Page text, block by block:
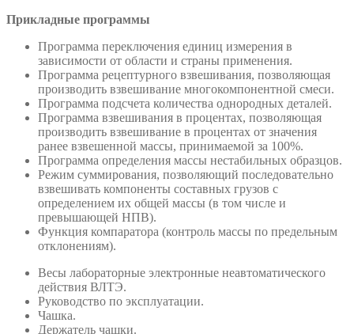
Прикладные программы
Программа переключения единиц измерения в
зависимости от области и страны применения.
Программа рецептурного взвешивания, позволяющая
производить взвешивание многокомпонентной смеси.
Программа подсчета количества однородных деталей.
Программа взвешивания в процентах, позволяющая
производить взвешивание в процентах от значения
ранее взвешенной массы, принимаемой за 100%.
Программа определения массы нестабильных образцов.
Режим суммирования, позволяющий последовательно
взвешивать компоненты составных грузов с
определением их общей массы (в том числе и
превышающей НПВ).
Функция компаратора (контроль массы по предельным
отклонениям).
Весы лабораторные электронные неавтоматического
действия ВЛТЭ.
Руководство по эксплуатации.
Чашка.
Держатель чашки.